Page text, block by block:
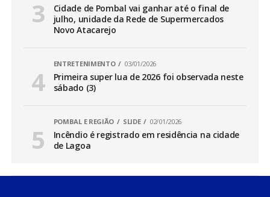
Cidade de Pombal vai ganhar até o final de
julho, unidade da Rede de Supermercados
Novo Atacarejo
ENTRETENIMENTO 03/01/2026
Primeira super lua de 2026 foi observada neste
sábado (3)
POMBAL E REGIÃO SLIDE 02/01/2026
Incêndio é registrado em residência na cidade
de Lagoa